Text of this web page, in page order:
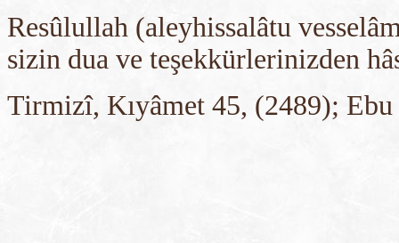
Resûlullah (aleyhissalâtu
sizin dua ve teşekkürlerinizden
Tirmizî, Kıyâmet 45, (2489);